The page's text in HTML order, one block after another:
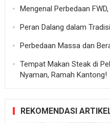
Mengenal Perbedaan
Peran Dalang dalam
Perbedaan Massa dan
Tempat Makan Steak di
Nyaman, Ramah Kantong!
REKOMENDASI